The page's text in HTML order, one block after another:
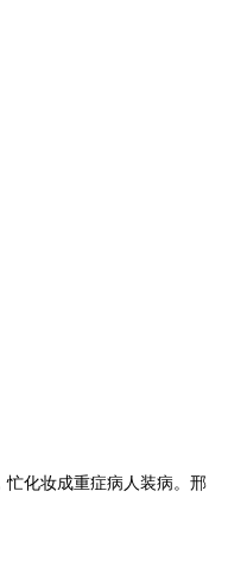
化妆成重症病人装病。邢